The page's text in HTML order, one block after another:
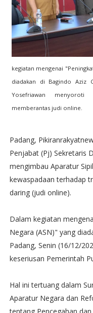
kegiatan mengenai
diadakan di Bagindo Aziz
Yosefriawan menyoroti
memberantas judi online.
Padang,
Penjabat (Pj) Sekretaris
mengimbau Aparatur
kewaspadaan terhadap
daring (judi online).
Dalam kegiatan
Negara (ASN)" yang
Padang, Senin (16/12/
keseriusan Pemerintah
Hal ini tertuang dalam
Aparatur Negara dan
tentang Pencegahan